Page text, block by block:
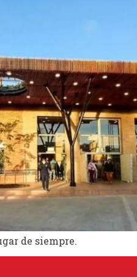
de siempre.